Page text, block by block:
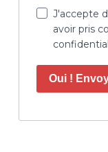
J'accepte
avoir pris
Oui !